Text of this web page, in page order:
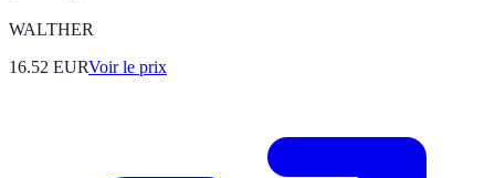
WALTHER
16.52 EURVoir le prix